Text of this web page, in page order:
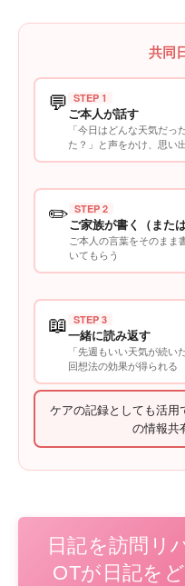
共同
💬 STEP 1
ご本人が話す
「今日はどんな天気だ
た？」と声をかけ、思い
✏️ STEP 2
ご家族が書く（また
ご本人の言葉をそのまま
いてもらう
📖 STEP 3
一緒に読み返す
「先週もいい天気が続
回想法の効果が得られる
ケアの記録としても活
の情報共
日記を訪問
OTが日記を